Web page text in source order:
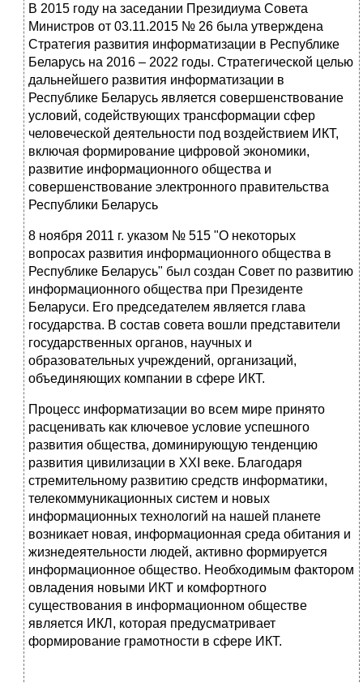
В 2015 году на заседании Президиума Совета
Министров от 03.11.2015 № 26 была утверждена
Стратегия развития информатизации в Республике
Беларусь на 2016 – 2022 годы. Стратегической целью
дальнейшего развития информатизации в
Республике Беларусь является совершенствование
условий, содействующих трансформации сфер
человеческой деятельности под воздействием ИКТ,
включая формирование цифровой экономики,
развитие информационного общества и
совершенствование электронного правительства
Республики Беларусь
8 ноября 2011 г. указом № 515 "О некоторых
вопросах развития информационного общества в
Республике Беларусь" был создан Совет по развитию
информационного общества при Президенте
Беларуси. Его председателем является глава
государства. В состав совета вошли представители
государственных органов, научных и
образовательных учреждений, организаций,
объединяющих компании в сфере ИКТ.
Процесс информатизации во всем мире принято
расценивать как ключевое условие успешного
развития общества, доминирующую тенденцию
развития цивилизации в XXI веке. Благодаря
стремительному развитию средств информатики,
телекоммуникационных систем и новых
информационных технологий на нашей планете
возникает новая, информационная среда обитания и
жизнедеятельности людей, активно формируется
информационное общество. Необходимым фактором
овладения новыми ИКТ и комфортного
существования в информационном обществе
является ИКЛ, которая предусматривает
формирование грамотности в сфере ИКТ.